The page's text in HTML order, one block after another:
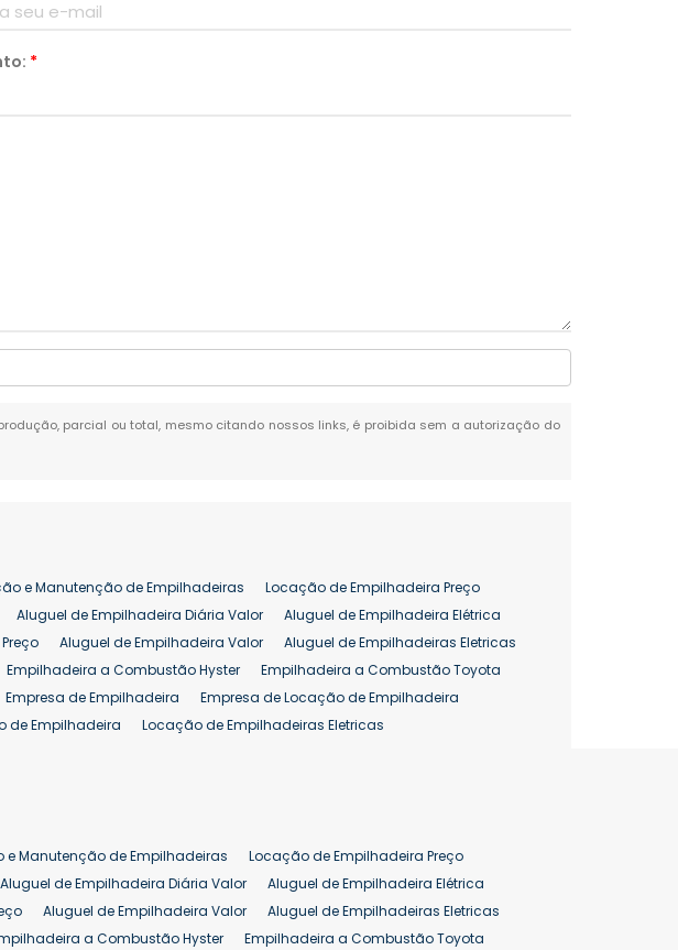
*
parcial ou total, mesmo citando nossos links, é proibida sem a autorização do
e Manutenção de Empilhadeiras
Locação de Empilhadeira Preço
Aluguel de Empilhadeira Diária Valor
Aluguel de Empilhadeira Elétrica
Aluguel de Empilhadeira Valor
Aluguel de Empilhadeiras Eletricas
Empilhadeira a Combustão Hyster
Empilhadeira a Combustão Toyota
Empresa de Empilhadeira
Empresa de Locação de Empilhadeira
de Empilhadeira
Locação de Empilhadeiras Eletricas
Empilhadeira a Combustão 25 ton
Preço de Empilhadeira 25 ton
e Manutenção de Empilhadeiras
Locação de Empilhadeira Preço
Aluguel de Empilhadeira Diária Valor
Aluguel de Empilhadeira Elétrica
Aluguel de Empilhadeira Valor
Aluguel de Empilhadeiras Eletricas
a Combustão Hyster
Empilhadeira a Combustão Toyota